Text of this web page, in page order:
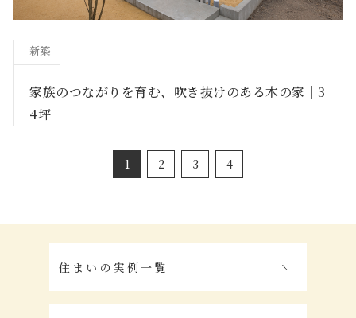
新築
家族のつながりを育む、吹き抜けのある木の家｜3
4坪
1 2 3 4
住まいの実例一覧